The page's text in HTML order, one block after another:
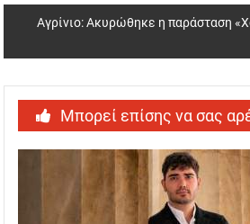
Αγρίνιο: Ακυρώθηκε η παράσταση
Μπορεί επίσης να σας